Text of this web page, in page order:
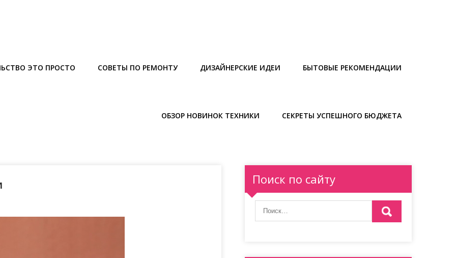
ЭТО ПРОСТО СОВЕТЫ ПО РЕМОНТУ ДИЗАЙНЕРСКИЕ ИДЕИ БЫТОВЫЕ РЕКОМЕНДАЦИИ
ОБЗОР НОВИНОК ТЕХНИКИ СЕКРЕТЫ УСПЕШНОГО БЮДЖЕТА
Поиск по сайту